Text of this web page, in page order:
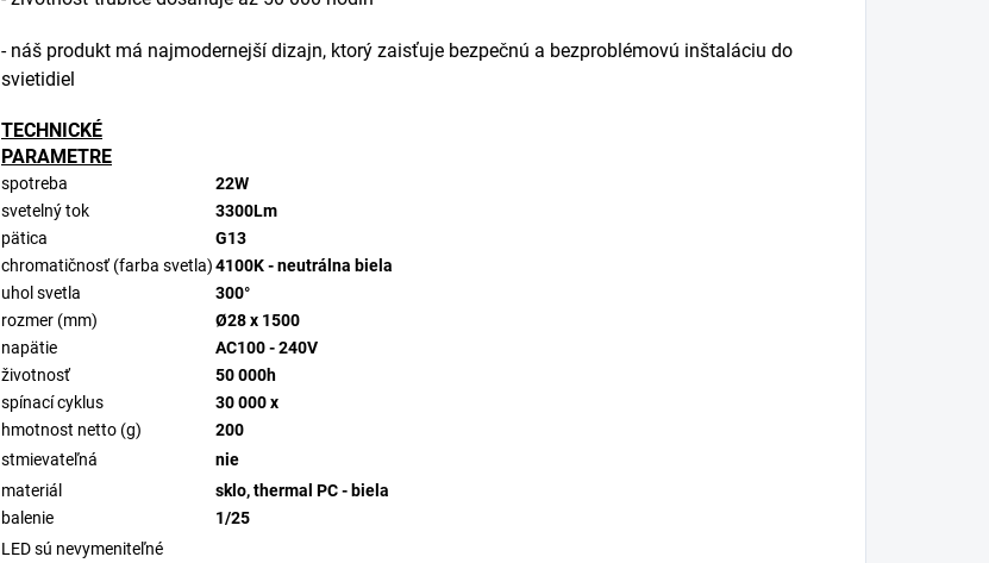
- náš produkt má najmodernejší dizajn, ktorý zaisťuje bezpečnú a bezproblémovú inštaláciu do
svietidiel
TECHNICKÉ
PARAMETRE
spotreba
22W
svetelný tok
3300Lm
pätica
G13
chromatičnosť (farba svetla)4100K - neutrálna biela
uhol svetla
300°
rozmer (mm)
Ø28 x 1500
napätie
AC100 - 240V
životnosť
50 000h
spínací cyklus
30 000 x
hmotnost netto (g)
200
stmievateľná
nie
materiál
sklo, thermal PC - biela
balenie
1/25
LED sú nevymeniteľné